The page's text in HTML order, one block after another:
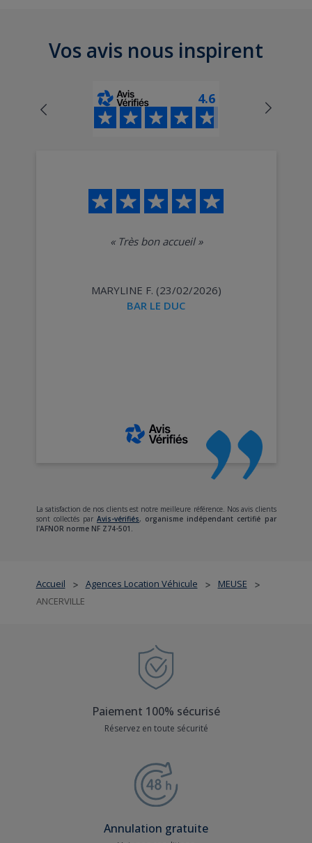
Accueil > Agences Location Véhicule > MEUSE >
ANCERVILLE
Vos avis nous inspirent
4.6
« Très bon accueil»
MARYLINE F. (23/02/2026)
BAR LE DUC
La satisfaction de nos clients est notre meilleure référence. Nos avis clients
sont collectés par Avis-vérifiés, organisme indépendant certifié par
l'AFNOR norme NF Z74-501.
Paiement 100% sécurisé
Réservez en toute sécurité
Annulation gratuite